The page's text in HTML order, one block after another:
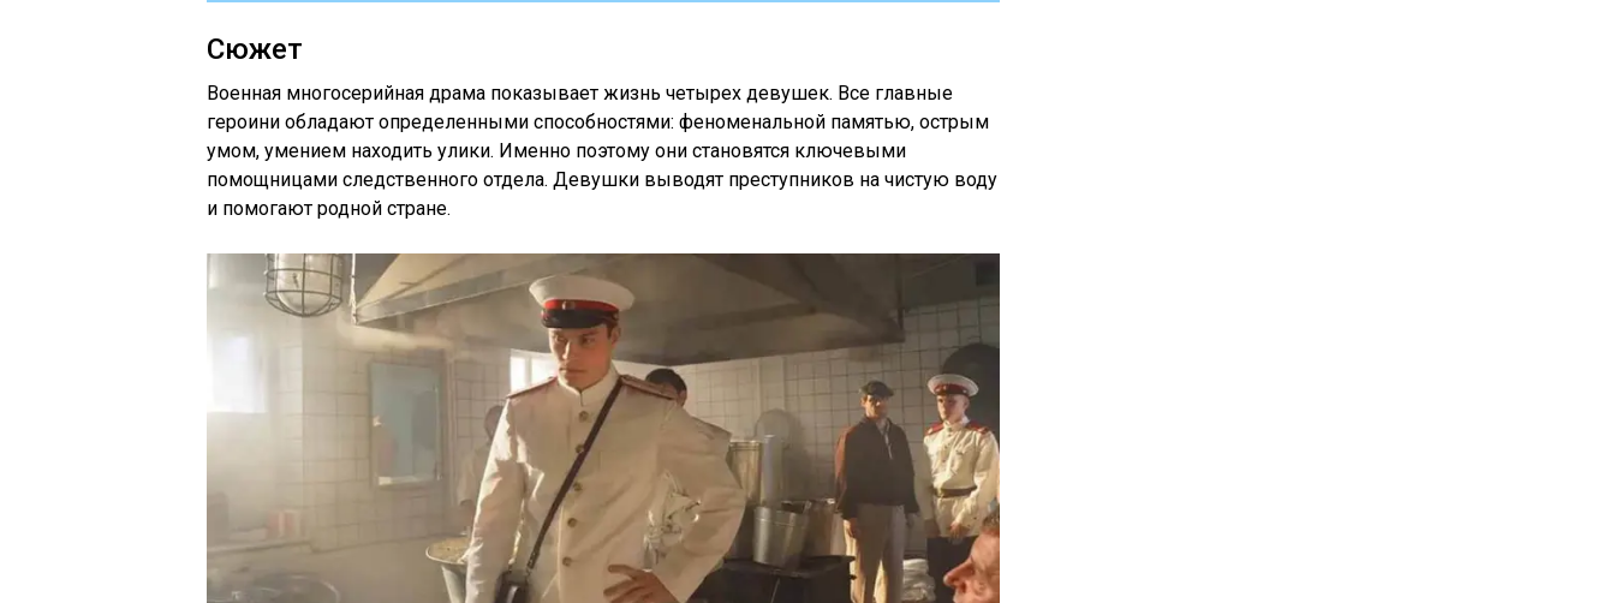
Сюжет
Военная многосерийная драма показывает жизнь четырех девушек. Все главные
героини обладают определенными способностями: феноменальной памятью, острым
умом, умением находить улики. Именно поэтому они становятся ключевыми
помощницами следственного отдела. Девушки выводят преступников на чистую воду
и помогают родной стране.